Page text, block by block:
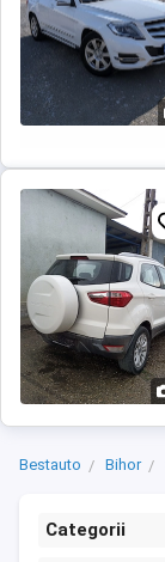
Bestauto Bihor
Categorii